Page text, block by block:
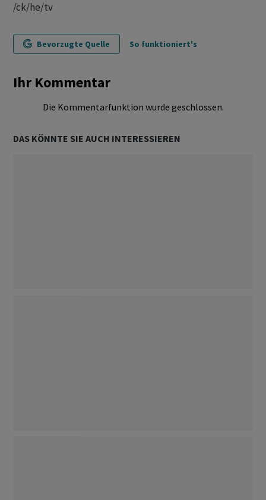
/ck/he/tv
Bevorzugte Quelle So funktioniert's
Ihr Kommentar
Die Kommentarfunktion wurde geschlossen.
DAS KÖNNTE SIE AUCH INTERESSIEREN